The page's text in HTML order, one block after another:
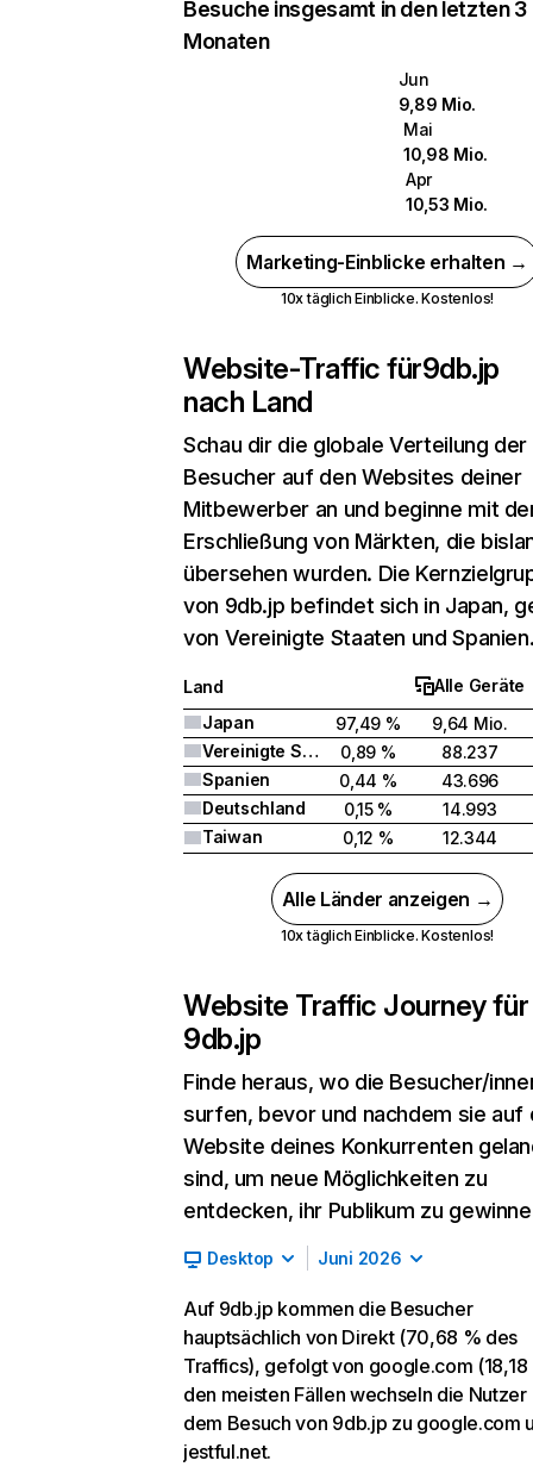
Besuche insgesamt in den letzten 3
Monaten
Jun
9,89 Mio.
Mai
10,98 Mio.
Apr
10,53 Mio.
Marketing-Einblicke erhalten →
10x täglich Einblicke. Kostenlos!
Website-Traffic für9db.jp
nach Land
Schau dir die globale Verteilung der
Besucher auf den Websites deiner
Mitbewerber an und beginne mit
Erschließung von Märkten, die
übersehen wurden. Die
von 9db.jp befindet sich in Japan,
von Vereinigte Staaten und
Land
Alle Geräte
Japan
97,49 %
9,64 Mio.
Vereinigte Staaten
0,89 %
88.237
Spanien
0,44 %
43.696
Deutschland
0,15 %
14.993
Taiwan
0,12 % 12.344
Alle Länder anzeigen →
10x täglich Einblicke. Kostenlos!
Website Traffic Journey für
9db.jp
Finde heraus, wo die Besucher/
surfen, bevor und nachdem sie auf
Website deines Konkurrenten
sind, um neue Möglichkeiten zu
entdecken, ihr Publikum zu
Desktop Juni 2026
Auf 9db.jp kommen die Besucher
hauptsächlich von Direkt (70,68 % des
Traffics), gefolgt von google.com (18,18
den meisten Fällen wechseln die Nutzer
dem Besuch von 9db.jp zu google.com
jestful.net.